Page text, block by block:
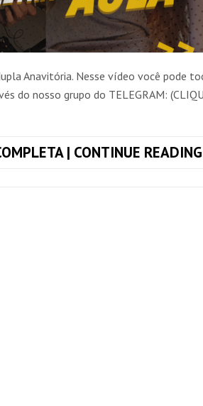
Anavitória. Nesse vídeo você pode
do nosso grupo do TELEGRAM:
| CONTINUE READING